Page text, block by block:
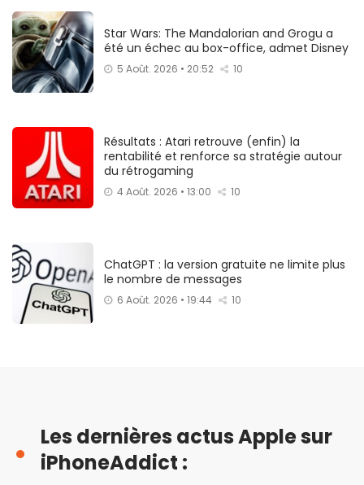
Star Wars: The Mandalorian and Grogu a
été un échec au box-office, admet Disney
5 Août. 2026 • 20:52 10
Résultats : Atari retrouve (enfin) la
rentabilité et renforce sa stratégie autour
du rétrogaming
4 Août. 2026 • 13:00 10
ChatGPT : la version gratuite ne limite plus
le nombre de messages
6 Août. 2026 • 19:44 10
Les dernières actus Apple sur
iPhoneAddict :